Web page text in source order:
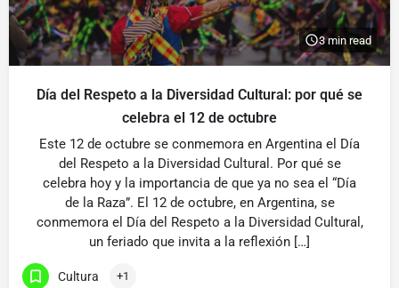
3 min read
Día del Respeto a la Diversidad Cultural: por qué se
celebra el 12 de octubre
Este 12 de octubre se conmemora en Argentina el Día
del Respeto a la Diversidad Cultural. Por qué se
celebra hoy y la importancia de que ya no sea el “Día
de la Raza”. El 12 de octubre, en Argentina, se
conmemora el Día del Respeto a la Diversidad Cultural,
un feriado que invita a la reflexión […]
Cultura +1